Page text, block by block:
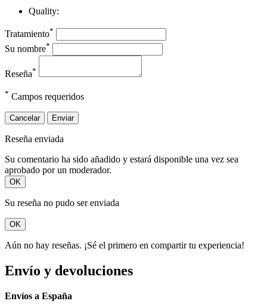
Quality:
Tratamiento*
Su nombre*
Reseña*
* Campos requeridos
Cancelar Enviar
Reseña enviada
Su comentario ha sido añadido y estará disponible una vez sea
aprobado por un moderador.
OK
Su reseña no pudo ser enviada
OK
Aún no hay reseñas. ¡Sé el primero en compartir tu experiencia!
Envío y devoluciones
Envíos a España